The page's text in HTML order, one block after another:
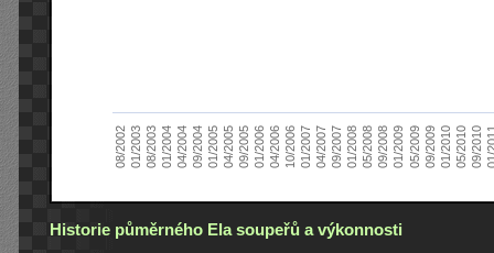
08/200201/200308/200301/200404/200409/200401/200504/200509/200501/200604/200610/200601/200704/200709/200701/200805/200809/200801/200905/200909/200901/201005/201009/2010
Historie půměrného Ela soupeřů a výkonnosti